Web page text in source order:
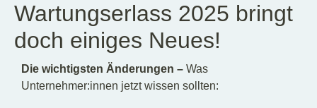
Wartungserlass 2025 bringt
doch einiges Neues!
Die wichtigsten Änderungen – Was
Unternehmer:innen jetzt wissen sollten: